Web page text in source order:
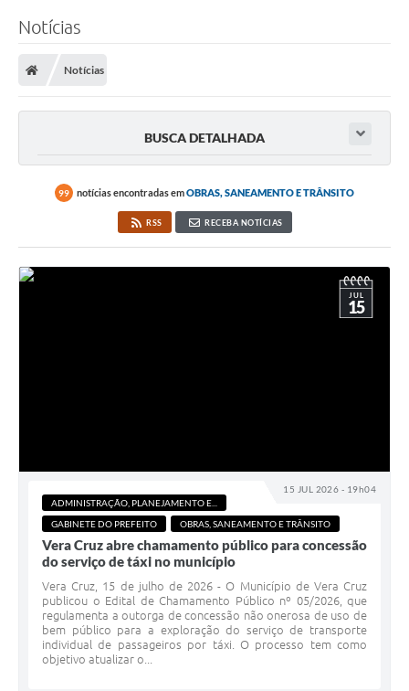
Notícias
Notícias
BUSCA DETALHADA
99 notícias encontradas emOBRAS, SANEAMENTO E TRÂNSITO
RSS RECEBA NOTÍCIAS
15 JUL 2026 - 19h04
JUL
15
ADMINISTRAÇÃO, PLANEJAMENTO E...
GABINETE DO PREFEITO
OBRAS, SANEAMENTO E TRÂNSITO
Vera Cruz abre chamamento público para concessão
do serviço de táxi no município
Vera Cruz, 15 de julho de 2026 - O Município de Vera Cruz
publicou o Edital de Chamamento Público nº 05/2026, que
regulamenta a outorga de concessão não onerosa de uso de
bem público para a exploração do serviço de transporte
individual de passageiros por táxi. O processo tem como
objetivo atualizar o...